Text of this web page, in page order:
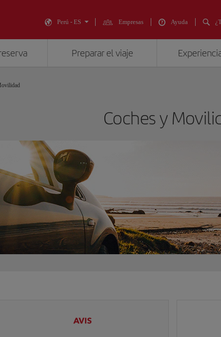
Perú - ES Empresas Ayuda
Preparar el viaje
Coches y